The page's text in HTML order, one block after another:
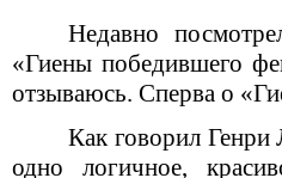
Недавно
«Гиены победившего
отзываюсь. Сперва о
Как говорил
одно логичное,